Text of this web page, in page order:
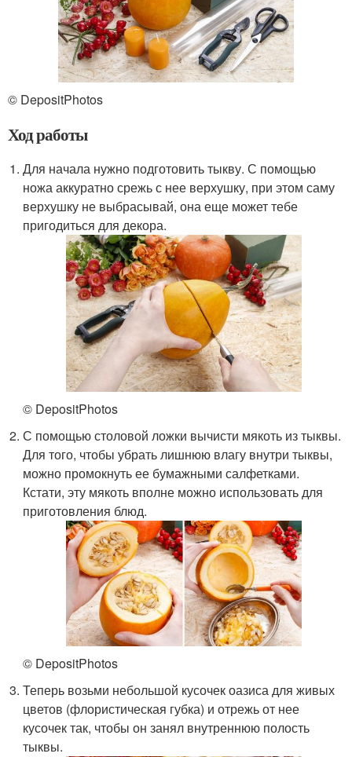
© DepositPhotos
Ход работы
Для начала нужно подготовить тыкву. С помощью
ножа аккуратно срежь с нее верхушку, при этом саму
верхушку не выбрасывай, она еще может тебе
пригодиться для декора.
© DepositPhotos
С помощью столовой ложки вычисти мякоть из тыквы.
Для того, чтобы убрать лишнюю влагу внутри тыквы,
можно промокнуть ее бумажными салфетками.
Кстати, эту мякоть вполне можно использовать для
приготовления блюд.
© DepositPhotos
Теперь возьми небольшой кусочек оазиса для живых
цветов (флористическая губка) и отрежь от нее
кусочек так, чтобы он занял внутреннюю полость
тыквы.